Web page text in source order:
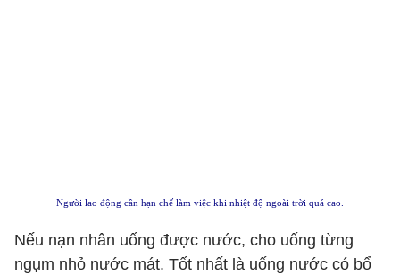
Người lao động cần hạn chế làm việc khi nhiệt độ ngoài trời quá cao.
Nếu nạn nhân uống được nước, cho uống từng
ngụm nhỏ nước mát. Tốt nhất là uống nước có bổ